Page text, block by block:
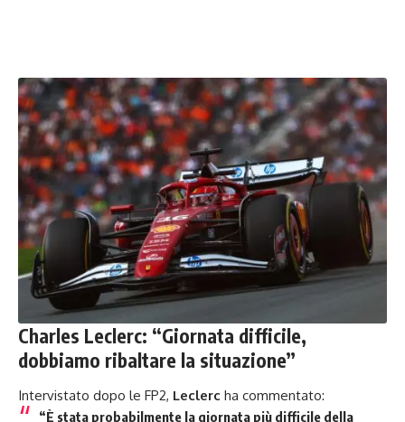
Charles Leclerc: “Giornata difficile,
dobbiamo ribaltare la situazione”
Intervistato dopo le FP2, Leclerc ha commentato:
“È stata probabilmente la giornata più difficile della